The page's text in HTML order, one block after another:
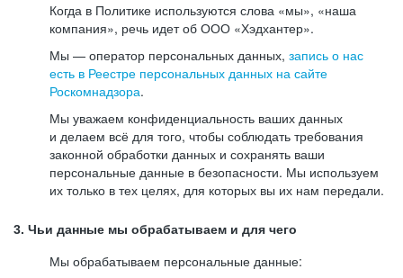
Когда в Политике используются слова «мы», «наша
компания», речь идет об ООО «Хэдхантер».
Мы — оператор персональных данных, запись о нас
есть в Реестре персональных данных на сайте
Роскомнадзора.
Мы уважаем конфиденциальность ваших данных
и делаем всё для того, чтобы соблюдать требования
законной обработки данных и сохранять ваши
персональные данные в безопасности. Мы используем
их только в тех целях, для которых вы их нам передали.
3. Чьи данные мы обрабатываем и для чего
Мы обрабатываем персональные данные: